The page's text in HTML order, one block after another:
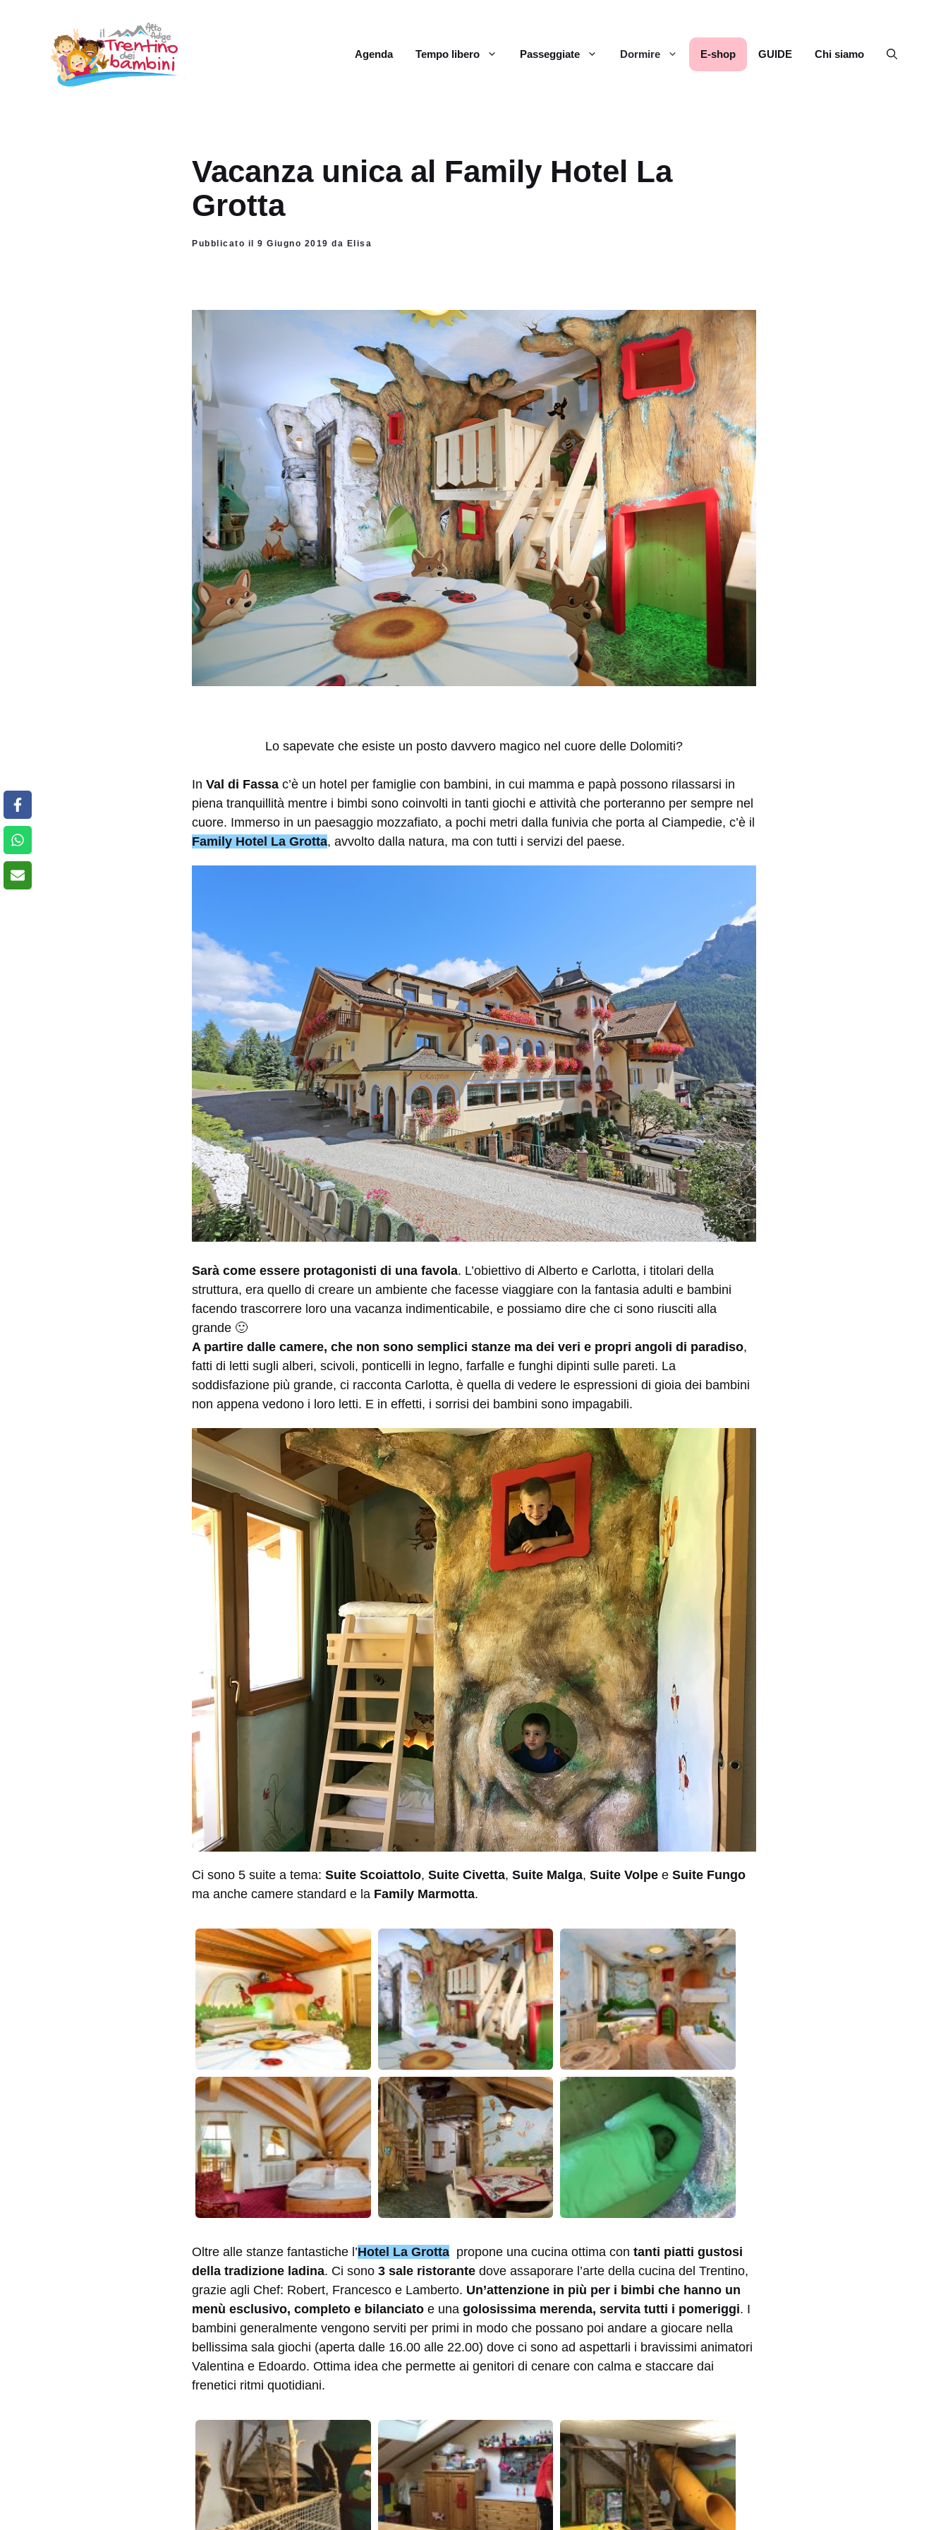
contenuto
Agenda Tempo libero Passeggiate Dormire E-shop GUIDE Chi siamo
Vacanza unica al Family Hotel La
Grotta
Pubblicato il 9 Giugno 2019 da Elisa
Lo sapevate che esiste un posto davvero magico nel cuore delle Dolomiti?
In Val di Fassa c’è un hotel per famiglie con bambini, in cui mamma e papà possono rilassarsi in
piena tranquillità mentre i bimbi sono coinvolti in tanti giochi e attività che porteranno per sempre nel
cuore. Immerso in un paesaggio mozzafiato, a pochi metri dalla funivia che porta al Ciampedie, c’è il
Family Hotel La Grotta, avvolto dalla natura, ma con tutti i servizi del paese.
Sarà come essere protagonisti di una favola. L’obiettivo di Alberto e Carlotta, i titolari della
struttura, era quello di creare un ambiente che facesse viaggiare con la fantasia adulti e bambini
facendo trascorrere loro una vacanza indimenticabile, e possiamo dire che ci sono riusciti alla
grande 🙂
A partire dalle camere, che non sono semplici stanze ma dei veri e propri angoli di paradiso,
fatti di letti sugli alberi, scivoli, ponticelli in legno, farfalle e funghi dipinti sulle pareti. La
soddisfazione più grande, ci racconta Carlotta, è quella di vedere le espressioni di gioia dei bambini
non appena vedono i loro letti. E in effetti, i sorrisi dei bambini sono impagabili.
Ci sono 5 suite a tema: Suite Scoiattolo, Suite Civetta, Suite Malga, Suite Volpe e Suite Fungo
ma anche camere standard e la Family Marmotta.
Oltre alle stanze fantastiche l’Hotel La Grotta propone una cucina ottima con tanti piatti gustosi
della tradizione ladina. Ci sono 3 sale ristorante dove assaporare l’arte della cucina del Trentino,
grazie agli Chef: Robert, Francesco e Lamberto. Un’attenzione in più per i bimbi che hanno un
menù esclusivo, completo e bilanciato e una golosissima merenda, servita tutti i pomeriggi. I
bambini generalmente vengono serviti per primi in modo che possano poi andare a giocare nella
bellissima sala giochi (aperta dalle 16.00 alle 22.00) dove ci sono ad aspettarli i bravissimi animatori
Valentina e Edoardo. Ottima idea che permette ai genitori di cenare con calma e staccare dai
frenetici ritmi quotidiani.